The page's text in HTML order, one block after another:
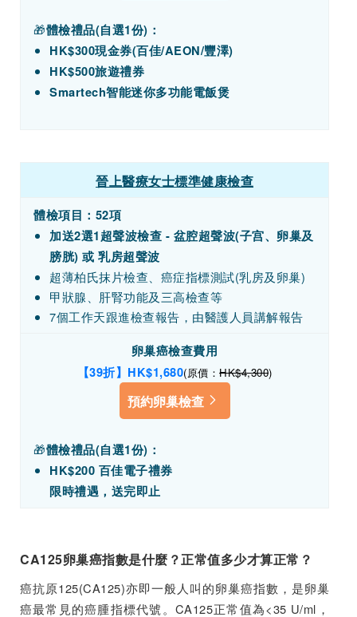
🎁體檢禮品(自選1份)：
HK$300現金券(百佳/AEON/豐澤)
HK$500旅遊禮券
Smartech智能迷你多功能電飯煲
晉上醫療女士標準健康檢查
體檢項目：52項
加送2選1超聲波檢查 - 盆腔超聲波(子宫、卵巢及
膀胱) 或 乳房超聲波
超薄柏氏抹片檢查、癌症指標測試(乳房及卵巢)
甲狀腺、肝腎功能及三高檢查等
7個工作天跟進檢查報告，由醫護人員講解報告
卵巢癌檢查費用
【39折】HK$1,680(原價： HK$4,300)
預約卵巢檢查
🎁體檢禮品(自選1份)：
HK$200 百佳電子禮券
限時禮遇，送完即止
CA125卵巢癌指數是什麼？正常值多少才算正常？
癌抗原125(CA125)亦即一般人叫的卵巢癌指數，是卵巢
癌最常見的癌腫指標代號。CA125正常值為<35 U/ml，